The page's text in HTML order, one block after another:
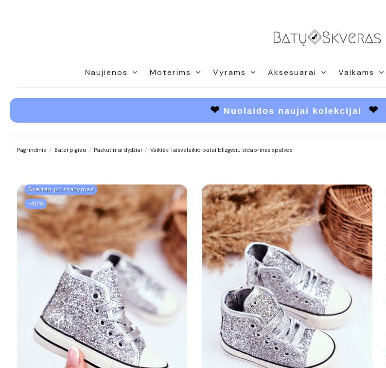
Naujienos Moterims Vyrams Aksesuarai Vaikams
❤ Nuolaidos naujai kolekcijai ❤
Pagrindinis Batai pigiau Paskutiniai dydžiai Vaikiški laisvalaikio batai blizgesiu sidabrinės spalvos
Greitas pristatymas
−40%